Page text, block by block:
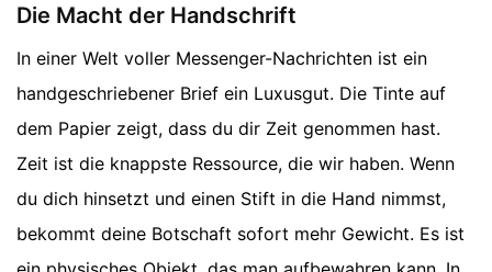
Die Macht der Handschrift
In einer Welt voller Messenger-Nachrichten ist ein
handgeschriebener Brief ein Luxusgut. Die Tinte auf
dem Papier zeigt, dass du dir Zeit genommen hast.
Zeit ist die knappste Ressource, die wir haben. Wenn
du dich hinsetzt und einen Stift in die Hand nimmst,
bekommt deine Botschaft sofort mehr Gewicht. Es ist